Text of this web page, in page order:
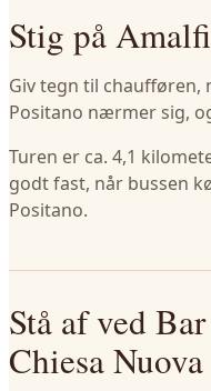
Stig på
Giv tegn til chaufføren,
Positano nærmer sig,
Turen er ca. 4,1
godt fast, når bussen
Positano.
Stå af ved
Chiesa Nuova